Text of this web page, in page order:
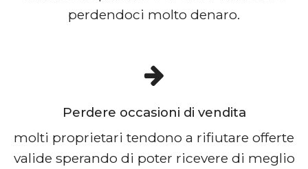
perdendoci molto denaro.
Perdere occasioni di vendita
molti proprietari tendono a rifiutare offerte
valide sperando di poter ricevere di meglio